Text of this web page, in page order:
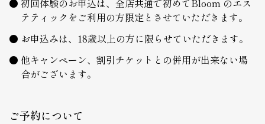
初回体験のお申込は、全店共通で初めてBloom のエス
テティックをご利用の方限定とさせていただきます。
お申込みは、18歳以上の方に限らせていただきます。
他キャンペーン、割引チケットとの併用が出来ない場
合がございます。
ご予約について